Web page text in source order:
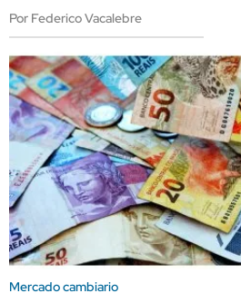
Por Federico Vacalebre
Mercado cambiario